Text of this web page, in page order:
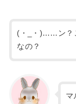
(・_・)……ン？
なの？
マ